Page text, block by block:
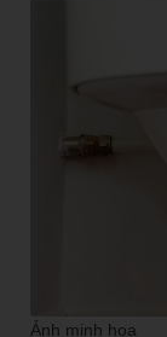
Ảnh minh hoạ